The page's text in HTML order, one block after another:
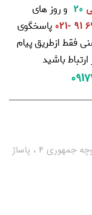
و روز های
پاسخگوی
فقط ازطریق پیام
باشید
بندر گناوه ، بین چهارراه توپ و ناخدا حمزه ، کوچه جمهوری 4 ، پاساژ